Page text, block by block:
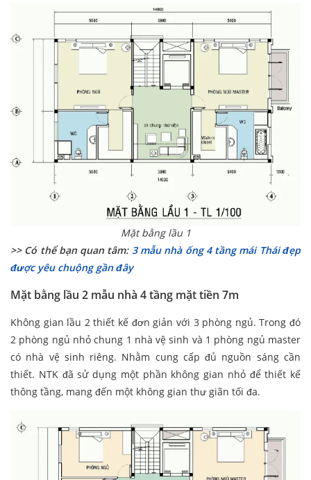
Mặt bằng lầu 1
>> Có thể bạn quan tâm: 3 mẫu nhà ống 4 tầng mái Thái đẹp
được yêu chuộng gần đây
Mặt bằng lầu 2 mẫu nhà 4 tầng mặt tiền 7m
Không gian lầu 2 thiết kế đơn giản với 3 phòng ngủ. Trong đó
2 phòng ngủ nhỏ chung 1 nhà vệ sinh và 1 phòng ngủ master
có nhà vệ sinh riêng. Nhằm cung cấp đủ nguồn sáng cần
thiết. NTK đã sử dụng một phần không gian nhỏ để thiết kế
thông tầng, mang đến một không gian thư giãn tối đa.